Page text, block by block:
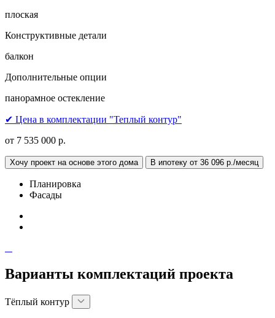
плоская
Конструктивные детали
балкон
Дополнительные опции
панорамное остекление
✔ Цена в комплектации "Теплый контур"
от 7 535 000 р.
Хочу проект на основе этого дома В ипотеку от 36 096 р./месяц
Планировка
Фасады
Варианты комплектаций проекта
Тёплый контур